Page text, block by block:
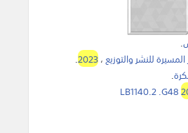
.
المسيرة للنشر والتوزيع،2023
.
.
LB1140.2 .G48